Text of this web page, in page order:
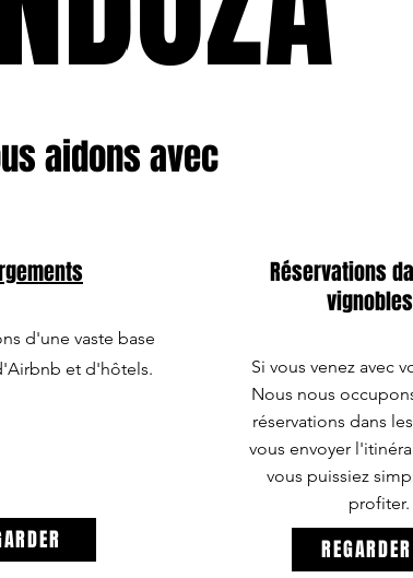
aidons avec
d'une vaste base
et d'hôtels.
Réservations
vignobles
Si vous venez avec
Nous nous
réservations dans
vous envoyer
vous puissiez
profiter.
REGARDER